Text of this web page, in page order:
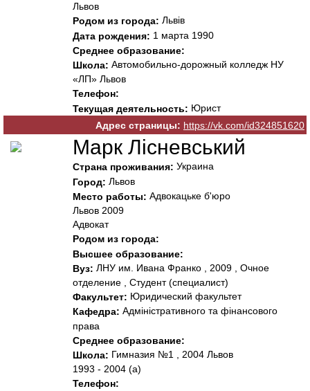
Львов
Родом из города: Львів
Дата рождения: 1 марта 1990
Среднее образование:
Школа: Автомобильно-дорожный колледж НУ
«ЛП» Львов
Телефон:
Текущая деятельность: Юрист
Адрес страницы: https://vk.com/id324851620
Марк Лісневський
Страна проживания: Украина
Город: Львов
Место работы: Адвокацьке б'юро
Львов 2009
Адвокат
Родом из города:
Высшее образование:
Вуз: ЛНУ им. Ивана Франко , 2009 , Очное
отделение , Студент (специалист)
Факультет: Юридический факультет
Кафедра: Адміністративного та фінансового
права
Среднее образование:
Школа: Гимназия №1 , 2004 Львов
1993 - 2004 (а)
Телефон: